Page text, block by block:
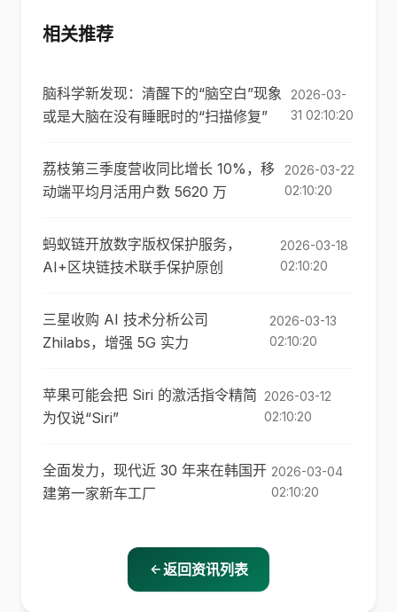
相关推荐
脑科学新发现：清醒下的“脑空白”现象
或是大脑在没有睡眠时的“扫描修复”
2026-03-
31 02:10:20
荔枝第三季度营收同比增长 10%，移
动端平均月活用户数 5620 万
2026-03-22
02:10:20
蚂蚁链开放数字版权保护服务，
AI+区块链技术联手保护原创
2026-03-18
02:10:20
三星收购 AI 技术分析公司
Zhilabs，增强 5G 实力
2026-03-13
02:10:20
苹果可能会把 Siri 的激活指令精简
为仅说“Siri”
2026-03-12
02:10:20
全面发力，现代近 30 年来在韩国开
建第一家新车工厂
2026-03-04
02:10:20
返回资讯列表